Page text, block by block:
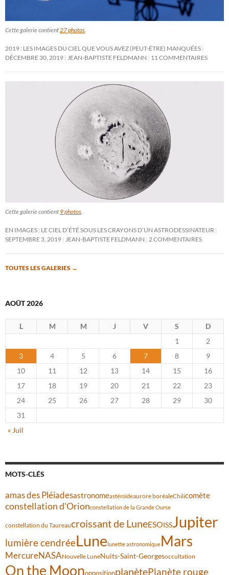
Cette galerie contient 27 photos
2019 : LES IMAGES DU CIEL QUE VOUS AVEZ (PEUT-ÊTRE) MANQUÉES
DÉCEMBRE 30, 2019
JEAN-BAPTISTE FELDMANN 11 COMMENTAIRES
Cette galerie contient 9 photos
EN IMAGES : LE CIEL D’ÉTÉ SOUS LES CRAYONS D’UN ASTRODESSINATEUR
SEPTEMBRE 3, 2019
JEAN-BAPTISTE FELDMANN 2 COMMENTAIRES
TOUTES LES GALERIES →
AOÛT 2026
L M M J V S
D
1
2
3
4 5 6 7 8
9
10
11 12 13 14 15
16
17
18 19 20 21 22
23
24
25 26 27 28 29
30
31
« Juil
MOTS-CLÉS
amas des Pléiadesastronomeastéroïdeaurore boréaleChilicomète
constellation d'Orionconstellation de la Grande Ourse
constellation du Taureaucroissant de LuneESOISSJupiter
lumière cendréeLunelunette astronomiqueMars
MercureNASANouvelle LuneNuits-Saint-Georgesoccultation
On the MoonoppositionplanètePlanète rouge